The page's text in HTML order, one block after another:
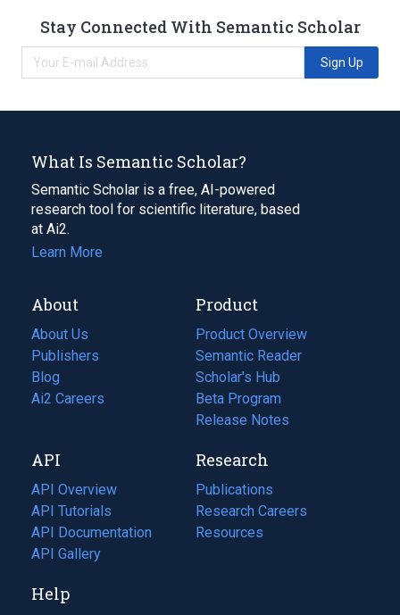
Stay Connected With Semantic Scholar
Sign Up
What Is Semantic Scholar?
Semantic Scholar is a free, AI-powered
research tool for scientific literature, based
at Ai2.
Learn More
About
About Us
Publishers
Blog
(opens
in
tab)
Ai2 Careers
(opens
new
tab)
Product
Product Overview
Semantic Reader
Scholar's Hub
Beta Program
Release Notes
API
API Overview
API Tutorials
API Documentation
(opens
in
new
API Gallery
Research
Publications
(opens
in
a
Research Careers
(opens
in
Resources
(opens
Help